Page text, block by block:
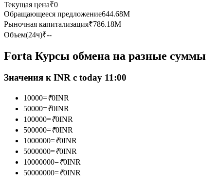
Копирование торговли
Присоединяйтесь к лучшим трейдерам
Станьте копи-трейдером
Наслаждайтесь распределением прибыли и комиссиями
Текущая цена₹0
Обращающееся предложение644.68M
Рыночная капитализация₹786.18M
Объем(24ч)₹--
Forta Курсы обмена на разные суммы
Значения к INR с today 11:00
10000=₹0INR
50000=₹0INR
100000=₹0INR
500000=₹0INR
1000000=₹0INR
5000000=₹0INR
10000000=₹0INR
50000000=₹0INR